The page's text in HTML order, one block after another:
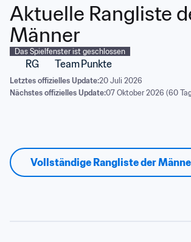
Aktuelle Rangliste
Männer
Das Spielfenster ist geschlossen
RG Team Punkte
Letztes offizielles Update:20 Juli 2026
Nächstes offizielles Update:07 Oktober 2026 (60
Vollständige Rangliste der